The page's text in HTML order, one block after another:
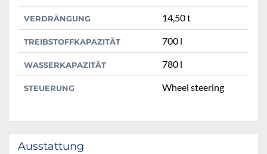
VERDRÄNGUNG 14,50 t
TREIBSTOFFKAPAZITÄT 700 l
WASSERKAPAZITÄT 780 l
STEUERUNG Wheel steering
Ausstattung